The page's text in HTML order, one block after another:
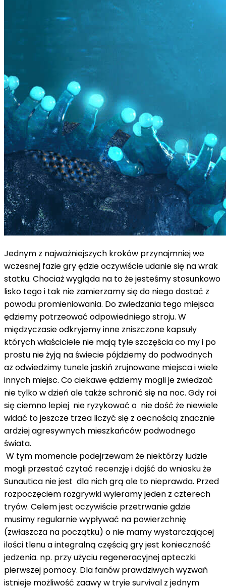
Jednym z najważniejszych kroków przynajmniej we
wczesnej fazie gry ędzie oczywiście udanie się na wrak
statku. Chociaż wygląda na to że jesteśmy stosunkowo
lisko tego i tak nie zamierzamy się do niego dostać z
powodu promieniowania. Do zwiedzania tego miejsca
ędziemy potrzeować odpowiedniego stroju. W
międzyczasie odkryjemy inne zniszczone kapsuły
których właściciele nie mają tyle szczęścia co my i po
prostu nie żyją na świecie pójdziemy do podwodnych
az odwiedzimy tunele jaskiń zrujnowane miejsca i wiele
innych miejsc. Co ciekawe ędziemy mogli je zwiedzać
nie tylko w dzień ale także schronić się na noc. Gdy roi
się ciemno lepiej nie ryzykować o nie dość że niewiele
widać to jeszcze trzea liczyć się z oecnością znacznie
ardziej agresywnych mieszkańców podwodnego
świata.
W tym momencie podejrzewam że niektórzy ludzie
mogli przestać czytać recenzję i dojść do wniosku że
Sunautica nie jest dla nich grą ale to nieprawda. Przed
rozpoczęciem rozgrywki wyieramy jeden z czterech
tryów. Celem jest oczywiście przetrwanie gdzie
musimy regularnie wypływać na powierzchnię
(zwłaszcza na początku) o nie mamy wystarczającej
ilości tlenu a integralną częścią gry jest konieczność
jedzenia. np. przy użyciu regeneracyjnej apteczki
pierwszej pomocy. Dla fanów prawdziwych wyzwań
istnieje możliwość zaawy w tryie survival z jednym